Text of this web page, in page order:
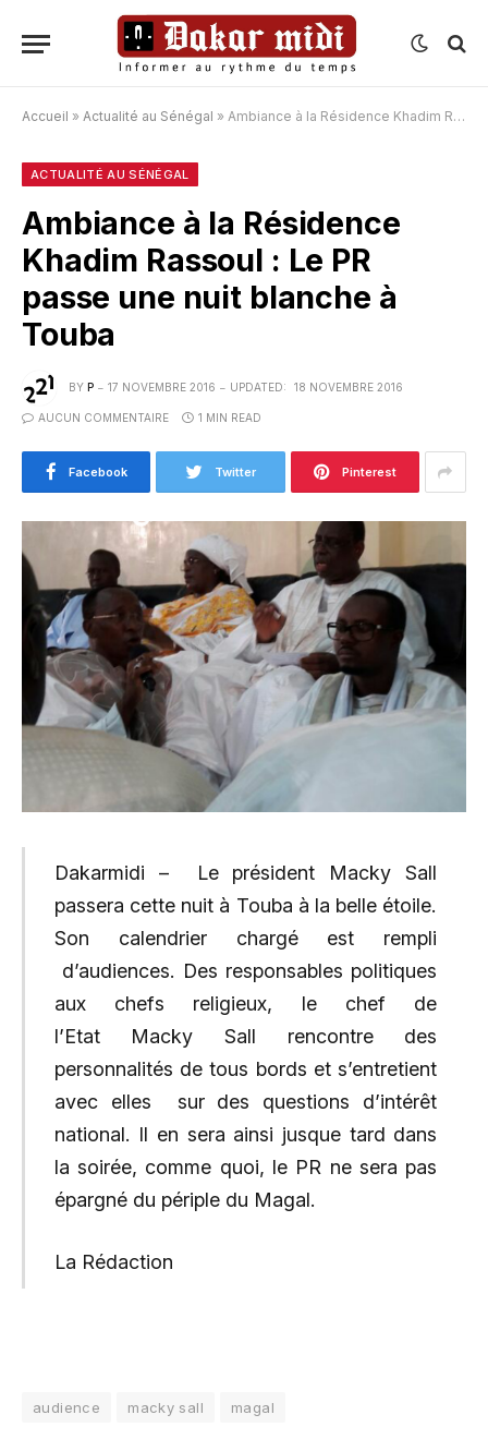
Accueil » Actualité au Sénégal » Ambiance à la Résidence Khadim Rassoul : Le PR passe une nuit blanche à Touba
ACTUALITÉ AU SÉNÉGAL
Ambiance à la Résidence
Khadim Rassoul : Le PR
passe une nuit blanche à
Touba
BY P 17 NOVEMBRE 2016 UPDATED: 18 NOVEMBRE 2016
AUCUN COMMENTAIRE 1 MIN READ
Facebook Twitter Pinterest
Dakarmidi – Le président Macky Sall
passera cette nuit à Touba à la belle étoile.
Son calendrier chargé est rempli
d’audiences. Des responsables politiques
aux chefs religieux, le chef de
l’Etat Macky Sall rencontre des
personnalités de tous bords et s’entretient
avec elles sur des questions d’intérêt
national. Il en sera ainsi jusque tard dans
la soirée, comme quoi, le PR ne sera pas
épargné du périple du Magal.
La Rédaction
audience macky sall magal